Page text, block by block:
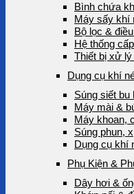
Bình chứa
Máy sấy khí
Bộ lọc &
Hệ thống
Thiết bị xử
Dụng cụ khí
Súng siết bu
Máy mài &
Máy khoan,
Súng phun,
Dụng cụ khí
Phụ Kiện &
Dây hơi &